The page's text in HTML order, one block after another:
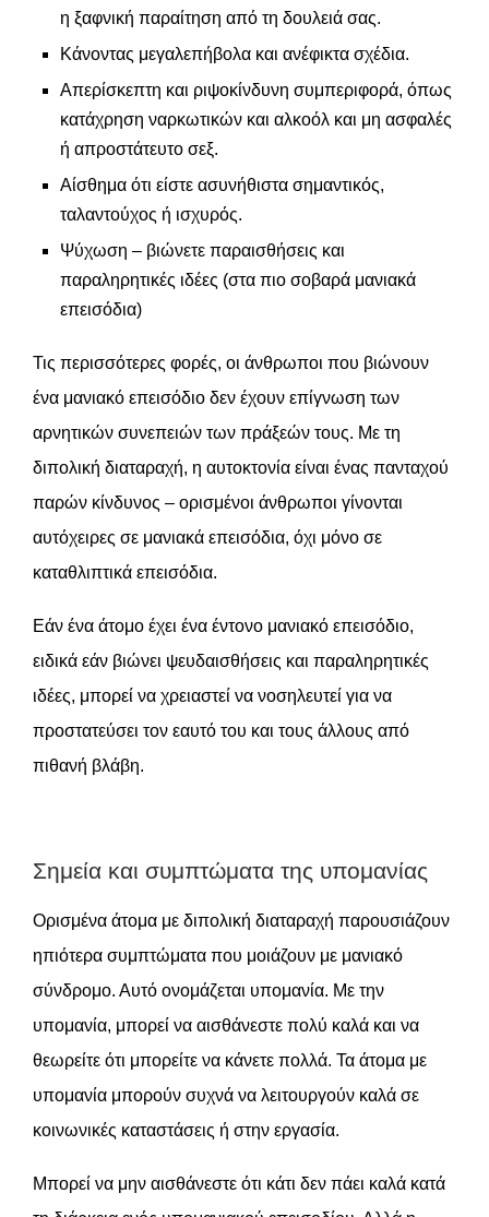
η ξαφνική παραίτηση από τη δουλειά σας.
Κάνοντας μεγαλεπήβολα και ανέφικτα σχέδια.
Απερίσκεπτη και ριψοκίνδυνη συμπεριφορά, όπως
κατάχρηση ναρκωτικών και αλκοόλ και μη ασφαλές
ή απροστάτευτο σεξ.
Αίσθημα ότι είστε ασυνήθιστα σημαντικός,
ταλαντούχος ή ισχυρός.
Ψύχωση – βιώνετε παραισθήσεις και
παραληρητικές ιδέες (στα πιο σοβαρά μανιακά
επεισόδια)
Τις περισσότερες φορές, οι άνθρωποι που βιώνουν
ένα μανιακό επεισόδιο δεν έχουν επίγνωση των
αρνητικών συνεπειών των πράξεών τους. Με τη
διπολική διαταραχή, η αυτοκτονία είναι ένας πανταχού
παρών κίνδυνος – ορισμένοι άνθρωποι γίνονται
αυτόχειρες σε μανιακά επεισόδια, όχι μόνο σε
καταθλιπτικά επεισόδια.
Εάν ένα άτομο έχει ένα έντονο μανιακό επεισόδιο,
ειδικά εάν βιώνει ψευδαισθήσεις και παραληρητικές
ιδέες, μπορεί να χρειαστεί να νοσηλευτεί για να
προστατεύσει τον εαυτό του και τους άλλους από
πιθανή βλάβη.
Σημεία και συμπτώματα της υπομανίας
Ορισμένα άτομα με διπολική διαταραχή παρουσιάζουν
ηπιότερα συμπτώματα που μοιάζουν με μανιακό
σύνδρομο. Αυτό ονομάζεται υπομανία. Με την
υπομανία, μπορεί να αισθάνεστε πολύ καλά και να
θεωρείτε ότι μπορείτε να κάνετε πολλά. Τα άτομα με
υπομανία μπορούν συχνά να λειτουργούν καλά σε
κοινωνικές καταστάσεις ή στην εργασία.
Μπορεί να μην αισθάνεστε ότι κάτι δεν πάει καλά κατά